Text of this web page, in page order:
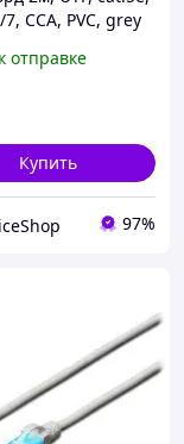
7, CCA, PVC, grey
отправке
Купить
97%